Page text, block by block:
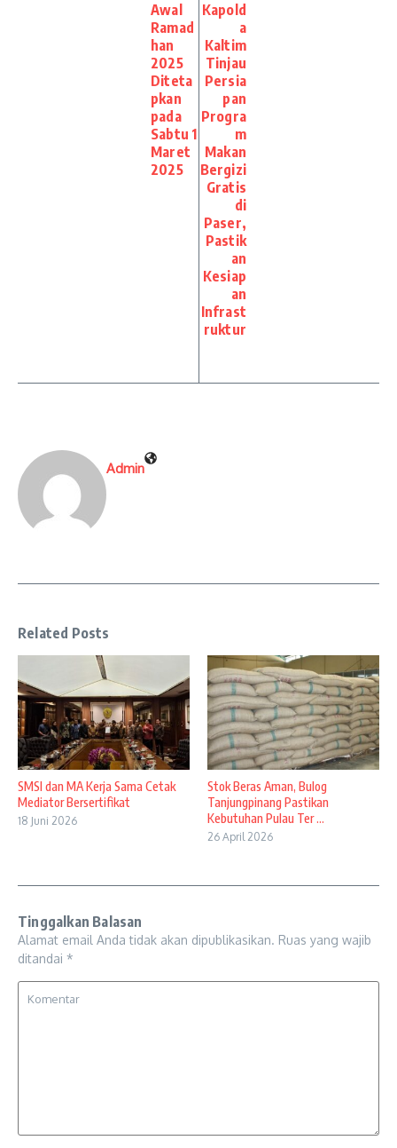
Awal
Ramad
han
2025
Diteta
pkan
pada
Sabtu 1
Maret
2025
Kapold
a
Kaltim
Tinjau
Persia
pan
Progra
m
Makan
Bergizi
Gratis
di
Paser,
Pastik
an
Kesiap
an
Infrast
ruktur
Admin
Related Posts
SMSI dan MA Kerja Sama Cetak
Mediator Bersertifikat
18 Juni 2026
Stok Beras Aman, Bulog
Tanjungpinang Pastikan
Kebutuhan Pulau Ter ...
26 April 2026
Tinggalkan Balasan
Alamat email Anda tidak akan dipublikasikan. Ruas yang wajib
ditandai *